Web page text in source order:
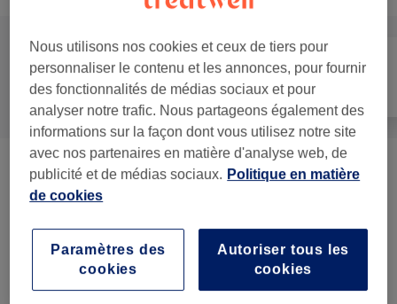
Tout Coiffure
Homme - Coupe De Cheveux Et
Barbier (5)
à partir de 20 €
Enfant - Coupe De Cheveux Et Coiffure
Nous utilisons nos cookies et ceux de tiers pour
personnaliser le contenu et les annonces, pour fournir
des fonctionnalités de médias sociaux et pour
analyser notre trafic. Nous partageons également des
informations sur la façon dont vous utilisez notre site
avec nos partenaires en matière d'analyse web, de
publicité et de médias sociaux. Politique en matière
de cookies
Autoriser tous les
cookies
Paramètres des
cookies